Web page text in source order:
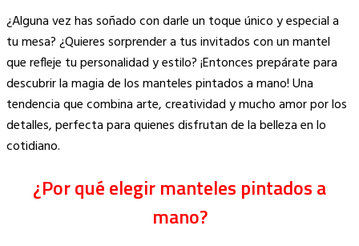
Copy
Link
¿Alguna vez has soñado con darle un toque único y especial a
tu mesa? ¿Quieres sorprender a tus invitados con un mantel
que refleje tu personalidad y estilo? ¡Entonces prepárate para
descubrir la magia de los manteles pintados a mano! Una
tendencia que combina arte, creatividad y mucho amor por los
detalles, perfecta para quienes disfrutan de la belleza en lo
cotidiano.
¿Por qué elegir manteles pintados a
mano?